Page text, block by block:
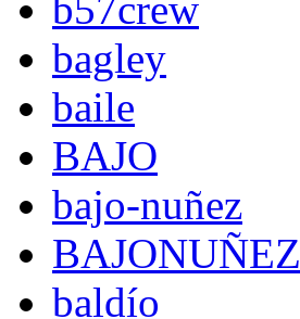
b57crew
bagley
baile
BAJO
bajo-nuñez
BAJONUÑEZ
baldío